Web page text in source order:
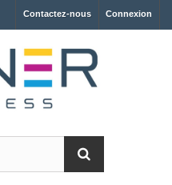
Connexion
Contactez-nous